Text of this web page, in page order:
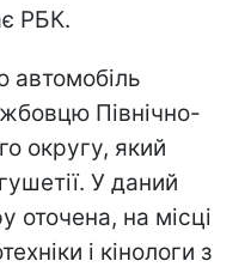
РБК.
автомобіль
Північно-
округу, який
У даний
оточена, на місці
і кінологи з